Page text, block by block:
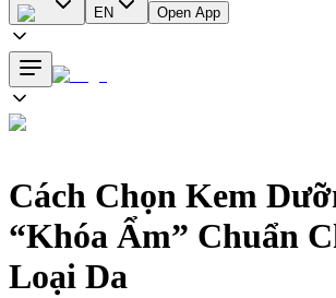
EN Open App
Cách Chọn Kem
“Khóa Ẩm” Chuẩn
Loại Da